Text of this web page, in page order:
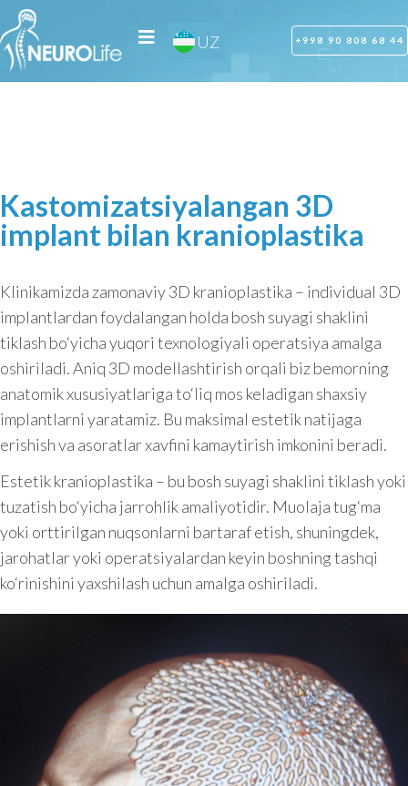
UZ
OZ
+998 90 808 68 44
Kastomizatsiyalangan 3D
implant bilan kranioplastika
Klinikamizda zamonaviy 3D kranioplastika – individual 3D
implantlardan foydalangan holda bosh suyagi shaklini
tiklash bo‘yicha yuqori texnologiyali operatsiya amalga
oshiriladi. Aniq 3D modellashtirish orqali biz bemorning
anatomik xususiyatlariga to‘liq mos keladigan shaxsiy
implantlarni yaratamiz. Bu maksimal estetik natijaga
erishish va asoratlar xavfini kamaytirish imkonini beradi.
Estetik kranioplastika – bu bosh suyagi shaklini tiklash yoki
tuzatish bo‘yicha jarrohlik amaliyotidir. Muolaja tug‘ma
yoki orttirilgan nuqsonlarni bartaraf etish, shuningdek,
jarohatlar yoki operatsiyalardan keyin boshning tashqi
ko‘rinishini yaxshilash uchun amalga oshiriladi.